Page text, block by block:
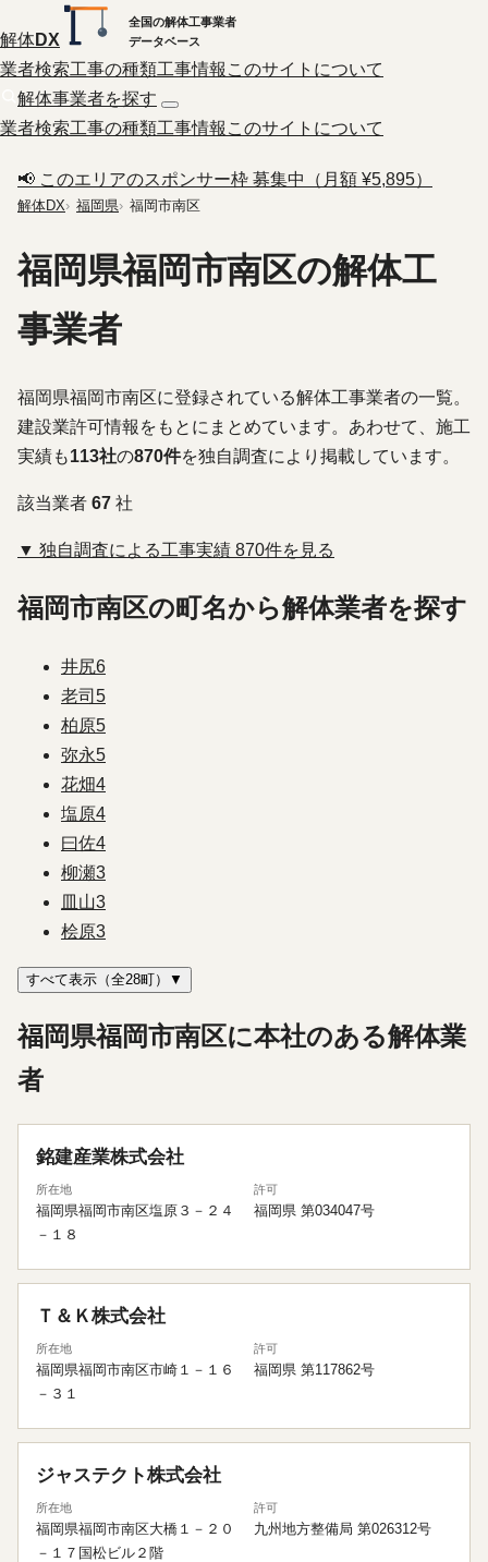
解体DX
全国の解体工事業者
データベース
業者検索工事の種類工事情報 このサイトについて
解体事業者を探す
業者検索工事の種類工事情報 このサイトについて
📢 このエリアのスポンサー枠 募集中（月額 ¥5,895）
解体DX 福岡県 福岡市南区
福岡県福岡市南区の解体工
事業者
福岡県福岡市南区に登録されている解体工事業者の一覧。
建設業許可情報をもとにまとめています。あわせて、施工
実績も113社の870件を独自調査により掲載しています。
該当業者 67 社
▼ 独自調査による工事実績 870件を見る
福岡市南区の町名から解体業者を探す
井尻6
老司 5
柏原5
弥永5
花畑4
塩原4
曰佐4
柳瀬3
皿山3
桧原3
すべて表示（全28町）▼
福岡県福岡市南区に本社のある解体業
者
銘建産業株式会社
所在地
福岡県福岡市南区塩原３－２４
－１８
許可
福岡県 第034047号
Ｔ＆Ｋ株式会社
所在地
福岡県福岡市南区市崎１－１６
－３１
許可
福岡県 第117862号
ジャステクト株式会社
所在地
福岡県福岡市南区大橋１－２０
－１７国松ビル２階
許可
九州地方整備局 第026312号